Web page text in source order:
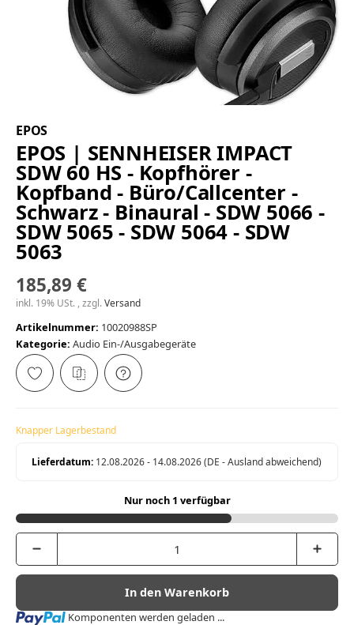
EPOS
EPOS | SENNHEISER IMPACT
SDW 60 HS - Kopfhörer -
Kopfband - Büro/Callcenter -
Schwarz - Binaural - SDW 5066 -
SDW 5065 - SDW 5064 - SDW
5063
185,89 €
inkl. 19% USt. , zzgl.Versand
Artikelnummer: 10020988SP
Kategorie: Audio Ein-/Ausgabegeräte
Knapper Lagerbestand
Lieferdatum: 12.08.2026 - 14.08.2026(DE - Ausland abweichend)
Nur noch 1 verfügbar
In den Warenkorb
Loading... Komponenten werden geladen ...